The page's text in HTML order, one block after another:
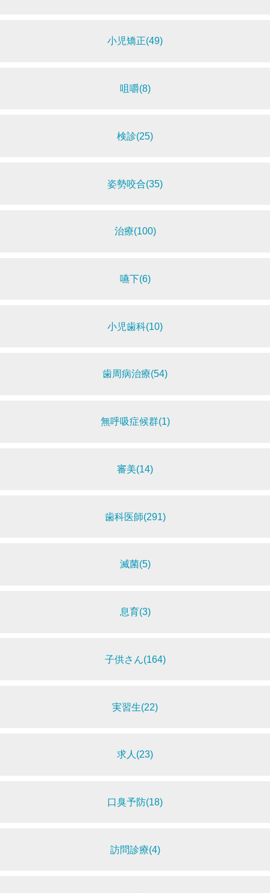
小児矯正(49)
咀嚼(8)
検診(25)
姿勢咬合(35)
治療(100)
嚥下(6)
小児歯科(10)
歯周病治療(54)
無呼吸症候群(1)
審美(14)
歯科医師(291)
滅菌(5)
息育(3)
子供さん(164)
実習生(22)
求人(23)
口臭予防(18)
訪問診療(4)